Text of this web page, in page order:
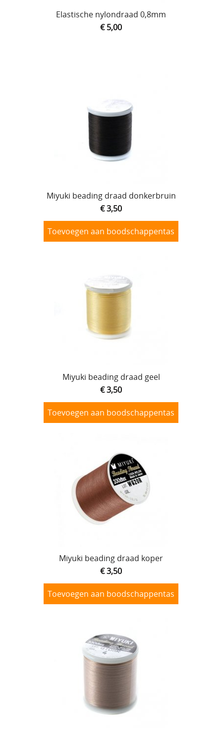
Elastische nylondraad 0,8mm
€ 5,00
Miyuki beading draad donkerbruin
€ 3,50
Toevoegen aan boodschappentas
Miyuki beading draad geel
€ 3,50
Toevoegen aan boodschappentas
Miyuki beading draad koper
€ 3,50
Toevoegen aan boodschappentas